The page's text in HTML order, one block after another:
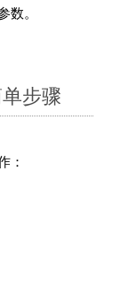
数。
步骤
：